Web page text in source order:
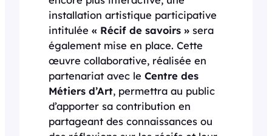
installation artistique participative
intitulée « Récif de savoirs » sera
également mise en place. Cette
œuvre collaborative, réalisée en
partenariat avec le Centre des
Métiers d’Art, permettra au public
d’apporter sa contribution en
partageant des connaissances ou